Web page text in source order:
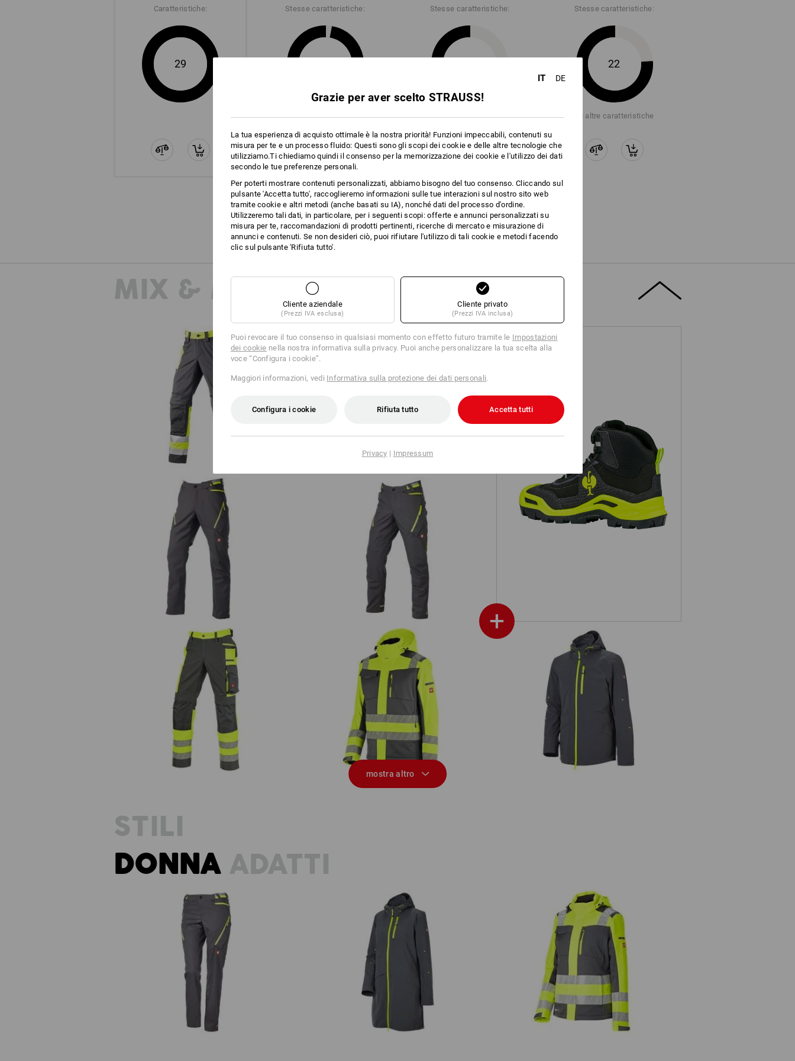
Clicca sul tasto "Scheda tecnica" per ulteriori informazioni.
di più
Caratteristiche:
29
Stesse caratteristiche: Stesse caratteristiche:
+4 altre caratteristiche
Stesse caratteristiche:
22
+3 altre caratteristiche
Confronta tutti i dettagli
MIX & MATCH
S3 scarpe antinfortunistiche e.s.
Kastra II mid
+
Pantaloni segnaletici e.s.concrete
Pantaloni multipocket e.s.ambition Pantaloni e.s.ambition
Pantaloni segnaletici e.s.motion 24/7
Giacca segnaletica inve. Softshell
e.s.motion 24/7
Giacca funzionale 3 in 1 e.s.ambition
mostra altro
STILI
DONNAADATTI
Pantaloni multipocket e.s.ambition,
donna
Giacca funzionale 3 in 1 e.s.ambition,
Giacca seg. inv. Softshell e.s.motion
24/7, donna
IT DE
Grazie per aver scelto STRAUSS!
La tua esperienza di acquisto ottimale è la nostra priorità! Funzioni impeccabili, contenuti su
misura per te e un processo fluido: Questi sono gli scopi dei cookie e delle altre tecnologie che
utilizziamo.Ti chiediamo quindi il consenso per la memorizzazione dei cookie e l'utilizzo dei dati
secondo le tue preferenze personali.
Per poterti mostrare contenuti personalizzati, abbiamo bisogno del tuo consenso. Cliccando sul
pulsante 'Accetta tutto', raccoglieremo informazioni sulle tue interazioni sul nostro sito web
tramite cookie e altri metodi (anche basati su IA), nonché dati del processo d'ordine.
Utilizzeremo tali dati, in particolare, per i seguenti scopi: offerte e annunci personalizzati su
misura per te, raccomandazioni di prodotti pertinenti, ricerche di mercato e misurazione di
annunci e contenuti. Se non desideri ciò, puoi rifiutare l'utilizzo di tali cookie e metodi facendo
clic sul pulsante 'Rifiuta tutto'.
Cliente aziendale
(Prezzi IVA esclusa)
Cliente privato
(Prezzi IVA inclusa)
Puoi revocare il tuo consenso in qualsiasi momento con effetto futuro tramite le Impostazioni
dei cookie nella nostra informativa sulla privacy. Puoi anche personalizzare la tua scelta alla
voce “Configura i cookie”.
Maggiori informazioni, vedi Informativa sulla protezione dei dati personali.
Configura i cookie Rifiuta tutto Accetta tutti
Privacy | Impressum